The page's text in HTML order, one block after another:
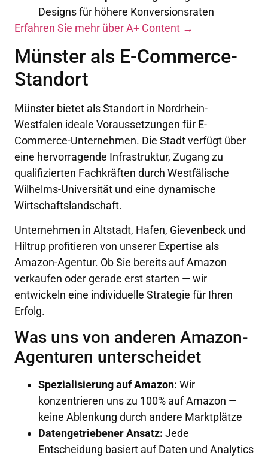
Designs für höhere Konversionsraten
Erfahren Sie mehr über A+ Content →
Münster als E-Commerce-
Standort
Münster bietet als Standort in Nordrhein-
Westfalen ideale Voraussetzungen für E-
Commerce-Unternehmen. Die Stadt verfügt über
eine hervorragende Infrastruktur, Zugang zu
qualifizierten Fachkräften durch Westfälische
Wilhelms-Universität und eine dynamische
Wirtschaftslandschaft.
Unternehmen in Altstadt, Hafen, Gievenbeck und
Hiltrup profitieren von unserer Expertise als
Amazon-Agentur. Ob Sie bereits auf Amazon
verkaufen oder gerade erst starten — wir
entwickeln eine individuelle Strategie für Ihren
Erfolg.
Was uns von anderen Amazon-
Agenturen unterscheidet
Spezialisierung auf Amazon: Wir
konzentrieren uns zu 100% auf Amazon —
keine Ablenkung durch andere Marktplätze
Datengetriebener Ansatz: Jede
Entscheidung basiert auf Daten und Analytics